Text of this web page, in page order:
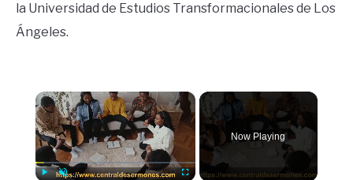
la Universidad de Estudios Transformacionales de Los
Ángeles.
×
Now Playing